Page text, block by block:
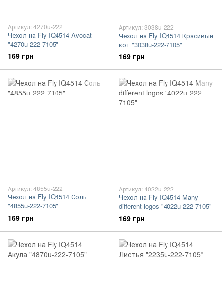
Артикул: 4270u-222
Чехол на Fly IQ4514 Avocat
"4270u-222-7105"
169 грн
Артикул: 3038u-222
Чехол на Fly IQ4514 Красивый
кот "3038u-222-7105"
169 грн
Артикул: 4855u-222
Чехол на Fly IQ4514 Соль
"4855u-222-7105"
169 грн
Артикул: 4022u-222
Чехол на Fly IQ4514 Many
different logos "4022u-222-7105"
169 грн